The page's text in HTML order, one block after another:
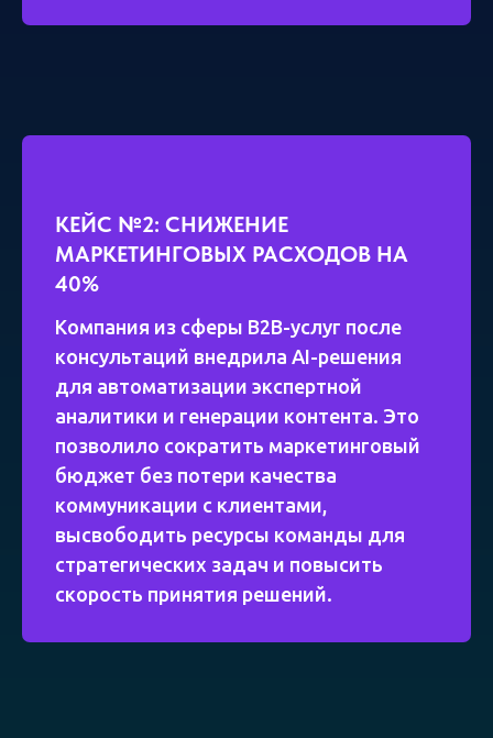
КЕЙС №2: СНИЖЕНИЕ
МАРКЕТИНГОВЫХ РАСХОДОВ НА
40%
Компания из сферы B2B-услуг после
консультаций внедрила AI-решения
для автоматизации экспертной
аналитики и генерации контента. Это
позволило сократить маркетинговый
бюджет без потери качества
коммуникации с клиентами,
высвободить ресурсы команды для
стратегических задач и повысить
скорость принятия решений.